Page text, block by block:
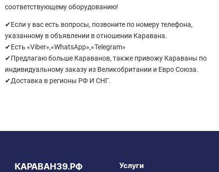
соответствующему оборудованию!
✔Если у вас есть вопросы, позвоните по номеру телефона,
указанному в объявлении в отношении Каравана.
✔Есть «Viber»,«WhatsApp»,«Telegram»
✔Предлагаю больше Караванов, также привожу Караваны по
индивидуальному заказу из Великобритании и Евро Союза.
✔Доставка в регионы РФ И СНГ.
КАРАВАН39.РФ Услуги